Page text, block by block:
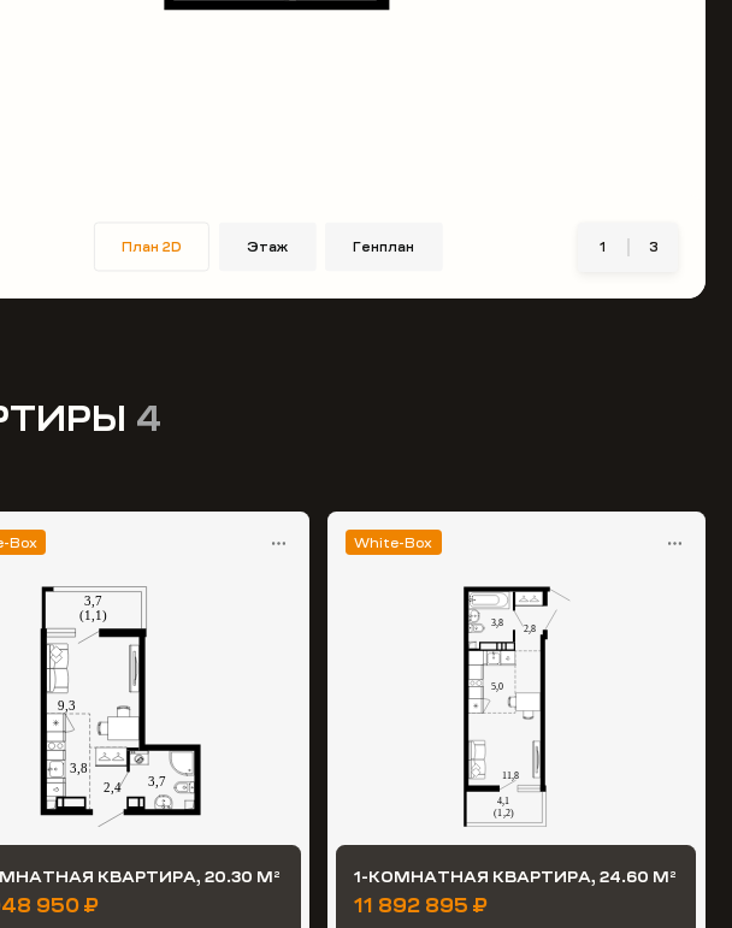
План 2D Этаж Генплан 1 3
4
Box
КВАРТИРА, 20.30 М2
950 ₽
White-Box
1-КОМНАТНАЯ КВАРТИРА, 24.60 М 2
11 892 895 ₽